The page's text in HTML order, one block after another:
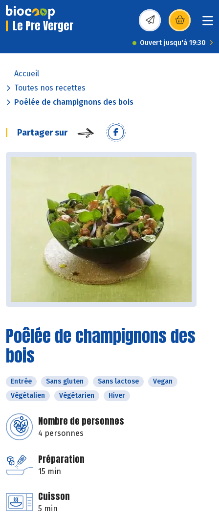
Le Pre Verger (s’ouvre dans une
Ouvert jusqu'à 19:30
Accueil
Toutes nos recettes
Poêlée de champignons des bois
Partager sur
Poêlée de champignons des
bois
Entrée Sans gluten Sans lactose
Vegan
Végétalien
Végétarien Hiver
Nombre de personnes
4 personnes
Préparation
15 min
Cuisson
5 min